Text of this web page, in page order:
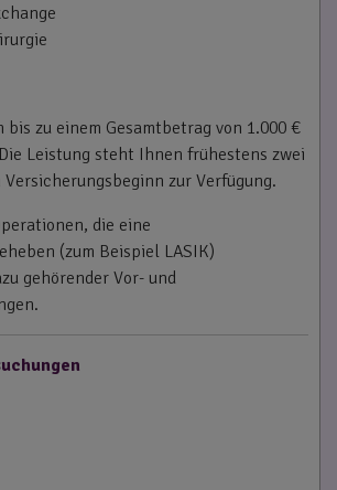
bis zu einem Gesamtbetrag von 1.000 €
Leistung steht Ihnen frühestens zwei
zur Verfügung.
die eine
(zum Beispiel LASIK)
gehörender Vor- und